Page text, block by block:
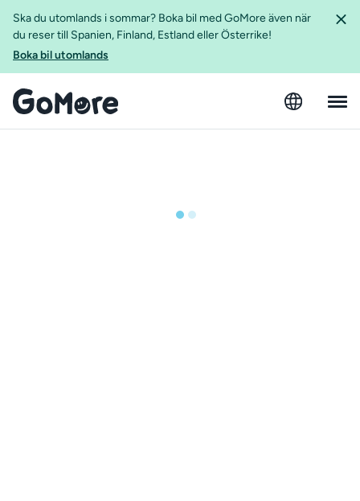
Ska du utomlands i sommar? Boka bil med GoMore även när
du reser till Spanien, Finland, Estland eller Österrike!
Boka bil utomlands